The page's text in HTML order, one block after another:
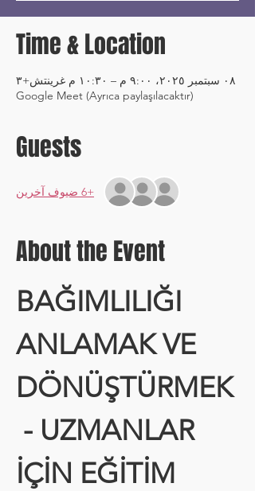
Time & Location
٠٨ سبتمبر ٢٠٢٥، ٩:٠٠ م – ١٠:٣٠ م غرينتش+٣
Google Meet (Ayrıca paylaşılacaktır)
Guests
+6 ضيوف آخرين
About the Event
BAĞIMLILIĞI
ANLAMAK VE
DÖNÜŞTÜRMEK
- UZMANLAR
İÇİN EĞİTİM